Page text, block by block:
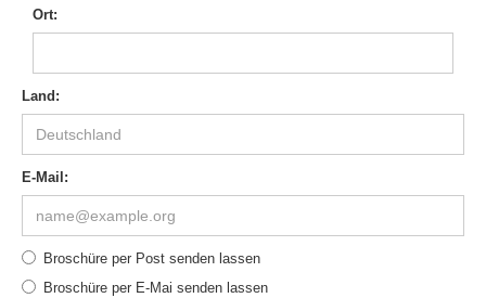
Ort:
Land:
E-Mail:
Broschüre per Post senden lassen
Broschüre per E-Mai senden lassen